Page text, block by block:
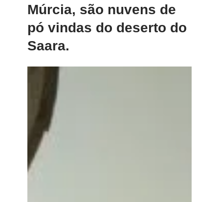
Múrcia, são nuvens de
pó vindas do deserto do
Saara.